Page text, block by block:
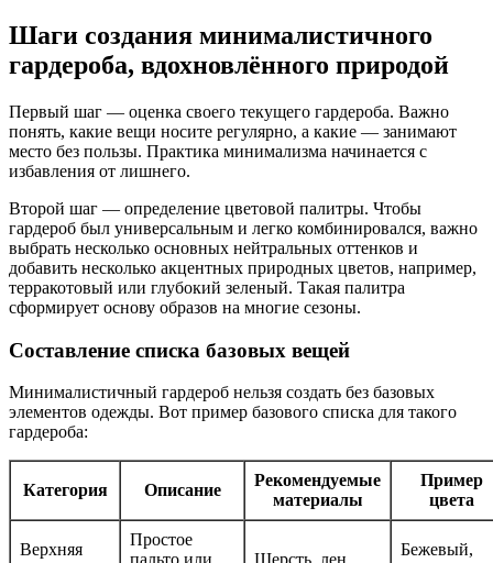
Шаги создания минималистичного
гардероба, вдохновлённого природой
Первый шаг — оценка своего текущего гардероба. Важно
понять, какие вещи носите регулярно, а какие — занимают
место без пользы. Практика минимализма начинается с
избавления от лишнего.
Второй шаг — определение цветовой палитры. Чтобы
гардероб был универсальным и легко комбинировался, важно
выбрать несколько основных нейтральных оттенков и
добавить несколько акцентных природных цветов, например,
терракотовый или глубокий зеленый. Такая палитра
сформирует основу образов на многие сезоны.
Составление списка базовых вещей
Минималистичный гардероб нельзя создать без базовых
элементов одежды. Вот пример базового списка для такого
гардероба:
Категория Описание
Рекомендуемые
материалы
Пример
цвета
Верхняя
Простое
Бежевый,